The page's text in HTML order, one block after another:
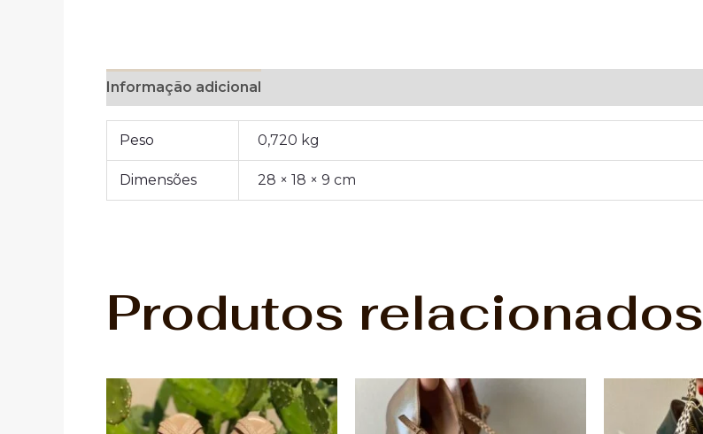
Informação adicional
Peso 0,720 kg
Dimensões 28 × 18 × 9 cm
Produtos relacionados